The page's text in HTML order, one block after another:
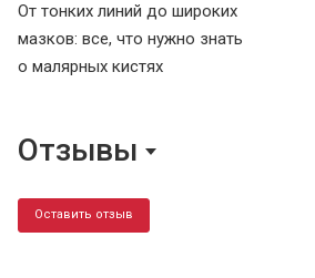
От тонких линий до широких
мазков: все, что нужно знать
о малярных кистях
Отзывы
Оставить отзыв